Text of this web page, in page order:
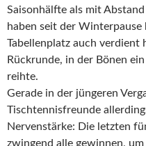
Saisonhälfte als mit
haben seit der
Tabellenplatz auch verdient
Rückrunde, in der Bönen
reihte.
Gerade in der jüngeren
Tischtennisfreunde
Nervenstärke: Die letzten
zwingend alle gewinnen,